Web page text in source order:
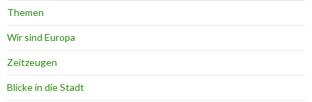
Themen
Wir sind Europa
Zeitzeugen
Blicke in die Stadt